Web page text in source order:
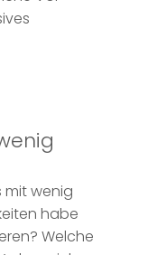
mit wenig
habe
Welche